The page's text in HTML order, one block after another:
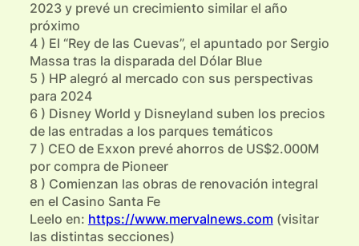
2023 y prevé un crecimiento similar el año
próximo
4 ) El “Rey de las Cuevas”, el apuntado por Sergio
Massa tras la disparada del Dólar Blue
5 ) HP alegró al mercado con sus perspectivas
para 2024
6 ) Disney World y Disneyland suben los precios
de las entradas a los parques temáticos
7 ) CEO de Exxon prevé ahorros de US$2.000M
por compra de Pioneer
8 ) Comienzan las obras de renovación integral
en el Casino Santa Fe
Leelo en: https://www.mervalnews.com (visitar
las distintas secciones)